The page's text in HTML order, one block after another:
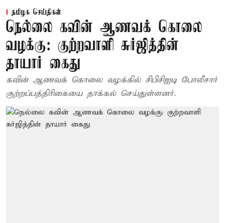
தமிழக செய்திகள்
நெல்லை கவின் ஆணவக் கொலை
வழக்கு: குற்றவாளி சுர்ஜித்தின்
தாயார் கைது
கவின் ஆணவக் கொலை வழக்கில் சிபிசிஐடி போலீசார்
குற்றப்பத்திரிகையை தாக்கல் செய்துள்ளனர்.